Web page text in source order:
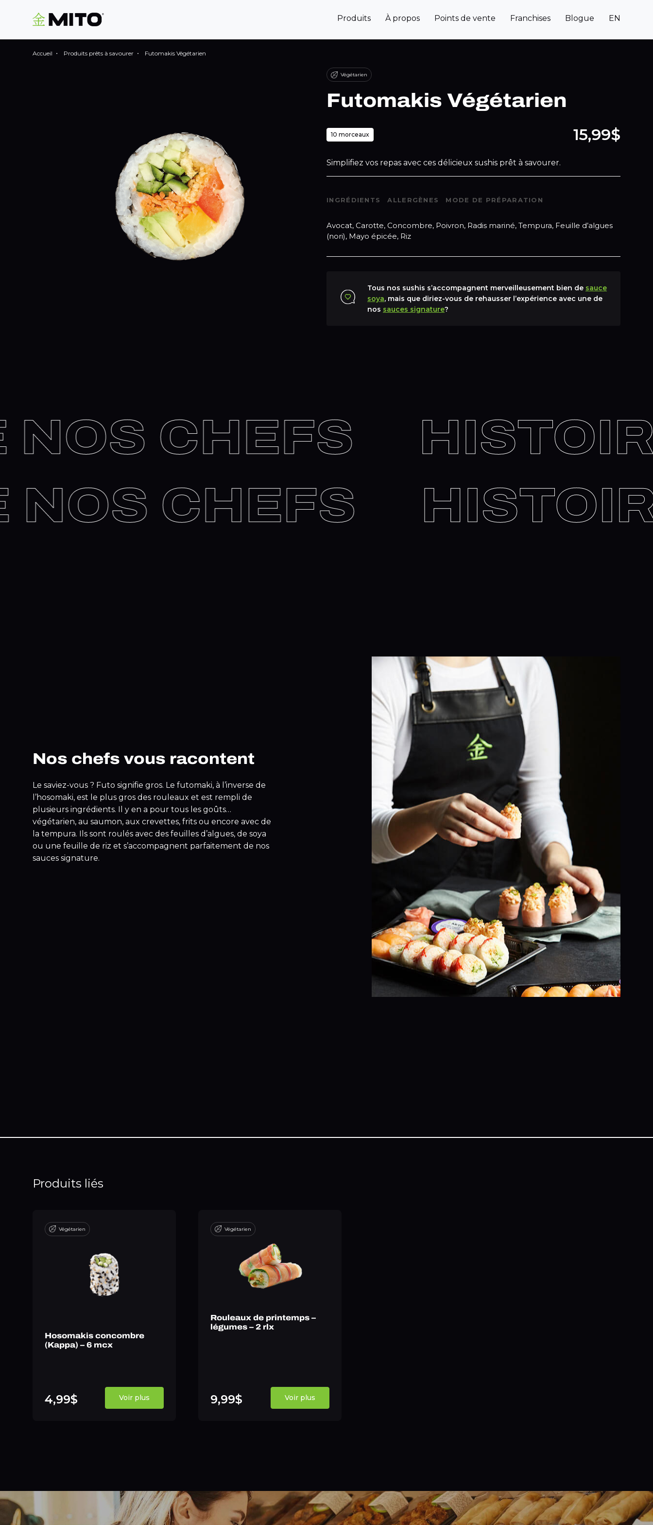
Produits À propos Points de vente Franchises Blogue EN
Accueil Produits prêts à savourer Futomakis Végétarien
Végétarien
Futomakis Végétarien
10 morceaux 15,99$
Simplifiez vos repas avec ces délicieux sushis prêt à savourer.
INGRÉDIENTS ALLERGÈNES MODE DE PRÉPARATION
Avocat, Carotte, Concombre, Poivron, Radis mariné, Tempura, Feuille d’algues
(nori), Mayo épicée, Riz
Tous nos sushis s’accompagnent merveilleusement bien de sauce
soya, mais que diriez-vous de rehausser l’expérience avec une de
nos sauces signature?
CHEFS
NOS CHEFS
Nos chefs vous racontent
Le saviez-vous ? Futo signifie gros. Le futomaki, à l’inverse de
l’hosomaki, est le plus gros des rouleaux et est rempli de
plusieurs ingrédients. Il y en a pour tous les goûts…
végétarien, au saumon, aux crevettes, frits ou encore avec de
la tempura. Ils sont roulés avec des feuilles d’algues, de soya
ou une feuille de riz et s’accompagnent parfaitement de nos
sauces signature.
Produits liés
Végétarien
Hosomakis concombre
(Kappa) – 6 mcx
4,99$ Voir plus
Végétarien
Rouleaux de printemps –
légumes – 2 rlx
9,99$ Voir plus